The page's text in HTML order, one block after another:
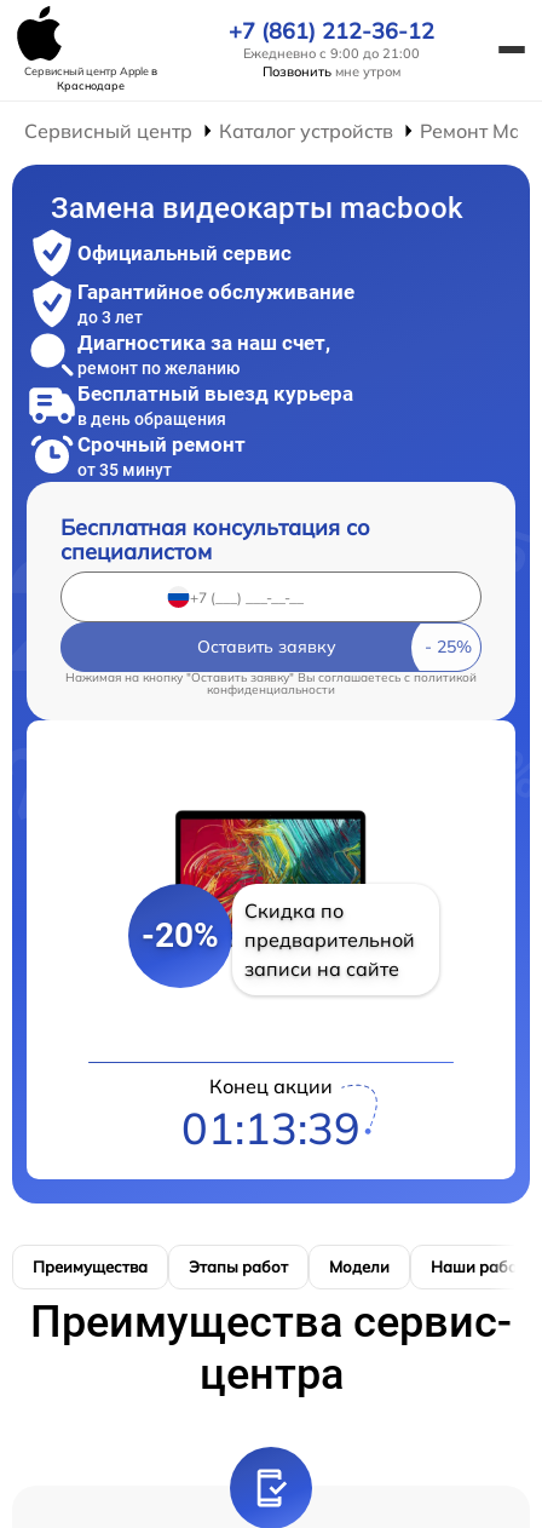
Сервисный центр Appleв
Краснодаре
+7 (861) 212-36-12
Ежедневно с 9:00 до 21:00
Позвонить мне утром
Сервисный центр Каталог устройств Ремонт
Замена видеокарты macbook
Официальный сервис
Гарантийное обслуживание
до 3 лет
Диагностика за наш счет,
ремонт по желанию
Бесплатный выезд курьера
в день обращения
Срочный ремонт
от 35 минут
Бесплатная консультация со
специалистом
Оставить заявку
Нажимая на кнопку "Оставить заявку" Вы соглашаетесь cполитикой
конфиденциальности
-20%
Скидка по
предварительной
записи на сайте
Конец акции
01:13:38
Преимущества Этапы работ Модели Наши работы
Преимущества сервис-
центра